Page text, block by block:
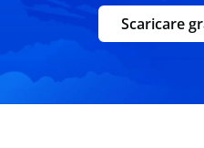
Scaricare